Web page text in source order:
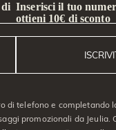
di Inserisci il tuo
ottieni 10€ di sconto
di telefono e completando
promozionali da Jeulia.